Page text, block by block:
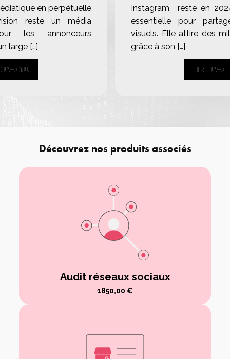
en perpétuelle
reste un média
les annonceurs
large […]
L'ACTU
L'ACTU
Instagram reste en
essentielle pour
visuels. Elle attire des
grâce à son […]
LIRE
LIRE
Découvrez nos produits associés
Audit réseaux sociaux
1850,00 €